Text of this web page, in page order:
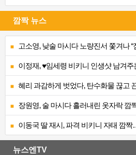
깜짝 뉴스
고소영, 낮술 마시다 노량진서 쫓겨나 “
이정재, ♥임세령 비키니 인생샷 남겨
혜리 과감하게 벗었다, 탄수화물 끊고
장원영, 술 마시다 흘러내린 옷자락 깜
이동국 딸 재시, 파격 비키니 자태 깜
뉴스엔TV